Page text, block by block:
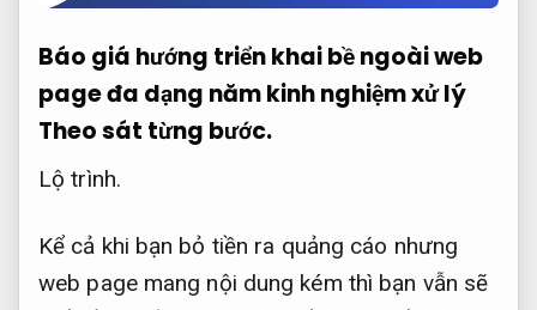
Báo giá hướng triển khai bề ngoài web
page đa dạng năm kinh nghiệm xử lý
Theo sát từng bước.
Lộ trình.
Kể cả khi bạn bỏ tiền ra quảng cáo nhưng
web page mang nội dung kém thì bạn vẫn sẽ